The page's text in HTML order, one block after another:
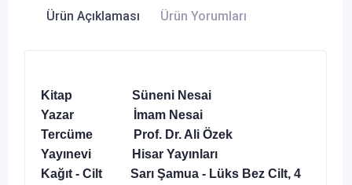
Ürün Açıklaması Ürün Yorumları
Kitap Süneni Nesai
Yazar İmam Nesai
Tercüme Prof. Dr. Ali Özek
Yayınevi Hisar Yayınları
Kağıt - Cilt Sarı Şamua - Lüks Bez Cilt, 4